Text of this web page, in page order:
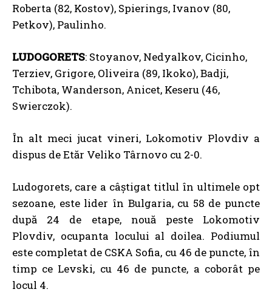
Roberta (82, Kostov), Spierings, Ivanov (80,
Petkov), Paulinho.
LUDOGORETS: Stoyanov, Nedyalkov, Cicinho,
Terziev, Grigore, Oliveira (89, Ikoko), Badji,
Tchibota, Wanderson, Anicet, Keseru (46,
Swierczok).
În alt meci jucat vineri, Lokomotiv Plovdiv a
dispus de Etăr Veliko Târnovo cu 2-0.
Ludogorets, care a câştigat titlul în ultimele opt
sezoane, este lider în Bulgaria, cu 58 de puncte
după 24 de etape, nouă peste Lokomotiv
Plovdiv, ocupanta locului al doilea. Podiumul
este completat de CSKA Sofia, cu 46 de puncte, în
timp ce Levski, cu 46 de puncte, a coborât pe
locul 4.